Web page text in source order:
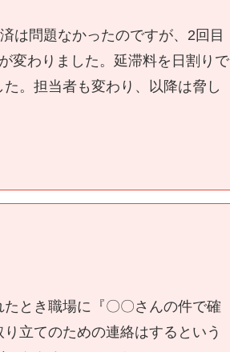
は問題なかったのですが、2回目
変わりました。延滞料を日割りで
。担当者も変わり、以降は脅し
とき職場に『〇〇さんの件で確
立てのための連絡はするという